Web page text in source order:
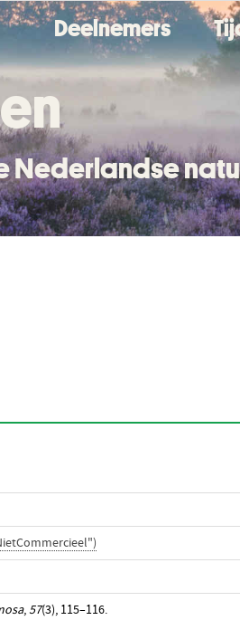
Deelnemers
Nederlandse
,57(3), 115–116.